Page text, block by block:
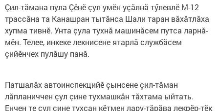
Çил-тăмана пула Çӗнӗ çул умӗн уçăлнă тӳлевлӗ М-12
трассăна та Канашран тытăнса Шали таран вăхăтлăха
хупма тивнӗ. Унта çула тухнă машинăсем путса ларнă-
мӗн. Телее, инкеке лекнисене ятарлă службăсем
çийӗнчех пулăшу панă.
Патшалăх автоинспекцийӗ çынсене çил-тăман
лăпланиччен çул çине тухмашкăн тăхтама ыйтать.
Енчен те çул çине тухсан кӗтмен лару-тăрăва лекрӗр-тӗк